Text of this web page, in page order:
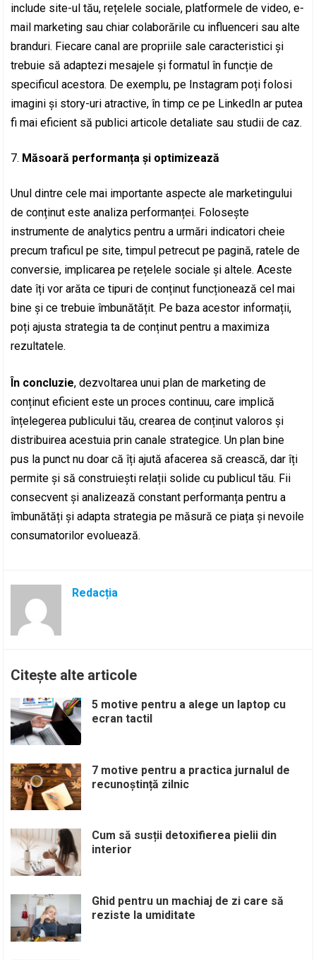
include site-ul tău, rețelele sociale, platformele de video, e-
mail marketing sau chiar colaborările cu influenceri sau alte
branduri. Fiecare canal are propriile sale caracteristici și
trebuie să adaptezi mesajele și formatul în funcție de
specificul acestora. De exemplu, pe Instagram poți folosi
imagini și story-uri atractive, în timp ce pe LinkedIn ar putea
fi mai eficient să publici articole detaliate sau studii de caz.
Măsoară performanța și optimizează
Unul dintre cele mai importante aspecte ale marketingului
de conținut este analiza performanței. Folosește
instrumente de analytics pentru a urmări indicatori cheie
precum traficul pe site, timpul petrecut pe pagină, ratele de
conversie, implicarea pe rețelele sociale și altele. Aceste
date îți vor arăta ce tipuri de conținut funcționează cel mai
bine și ce trebuie îmbunătățit. Pe baza acestor informații,
poți ajusta strategia ta de conținut pentru a maximiza
rezultatele.
În concluzie, dezvoltarea unui plan de marketing de
conținut eficient este un proces continuu, care implică
înțelegerea publicului tău, crearea de conținut valoros și
distribuirea acestuia prin canale strategice. Un plan bine
pus la punct nu doar că îți ajută afacerea să crească, dar îți
permite și să construiești relații solide cu publicul tău. Fii
consecvent și analizează constant performanța pentru a
îmbunătăți și adapta strategia pe măsură ce piața și nevoile
consumatorilor evoluează.
Redacția
Citește alte articole
5 motive pentru a alege un laptop cu
ecran tactil
7 motive pentru a practica jurnalul de
recunoștință zilnic
Cum să susții detoxifierea pielii din
interior
Ghid pentru un machiaj de zi care să
reziste la umiditate